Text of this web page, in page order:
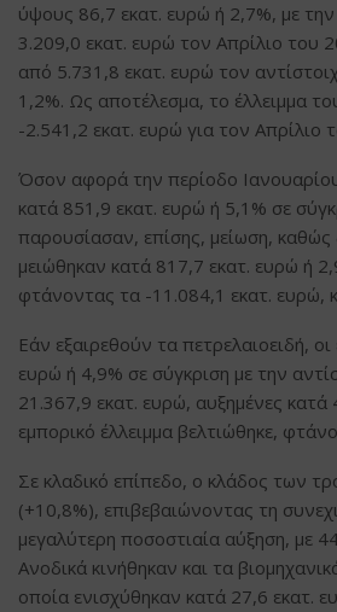
ύψους 86,7 εκατ. ευρώ ή 2,7%, με
3.209,0 εκατ. ευρώ τον Απρίλιο του
από 5.731,8 εκατ. ευρώ τον
1,2%. Ως αποτέλεσμα, το έλλειμμα
-2.541,2 εκατ. ευρώ για τον Απρίλιο
Όσον αφορά την περίοδο
κατά 851,9 εκατ. ευρώ ή 5,1% σε
παρουσίασαν, επίσης, μείωση,
μειώθηκαν κατά 817,7 εκατ. ευρώ ή
φτάνοντας τα -11.084,1 εκατ. ευρώ,
Εάν εξαιρεθούν τα πετρελαιοειδή,
ευρώ ή 4,9% σε σύγκριση με την
21.367,9 εκατ. ευρώ, αυξημένες
εμπορικό έλλειμμα βελτιώθηκε,
Σε κλαδικό επίπεδο, ο κλάδος των
(+10,8%), επιβεβαιώνοντας τη
μεγαλύτερη ποσοστιαία αύξηση, με
Ανοδικά κινήθηκαν και τα
οποία ενισχύθηκαν κατά 27,6 εκατ.